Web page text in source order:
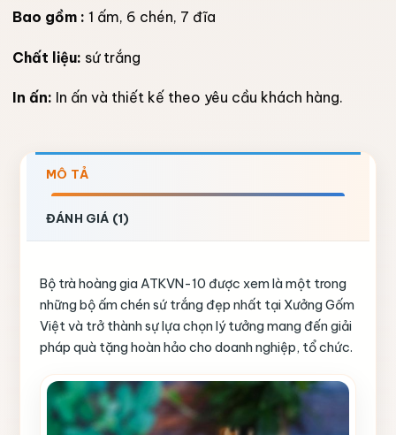
dựa trên
đánh giá
Bao gồm : 1 ấm, 6 chén, 7 đĩa
Chất liệu: sứ trắng
In ấn: In ấn và thiết kế theo yêu cầu khách hàng.
MÔ TẢ
ĐÁNH GIÁ (1)
Bộ trà hoàng gia ATKVN-10 được xem là một trong
những bộ ấm chén sứ trắng đẹp nhất tại Xưởng Gốm
Việt và trở thành sự lựa chọn lý tưởng mang đến giải
pháp quà tặng hoàn hảo cho doanh nghiệp, tổ chức.